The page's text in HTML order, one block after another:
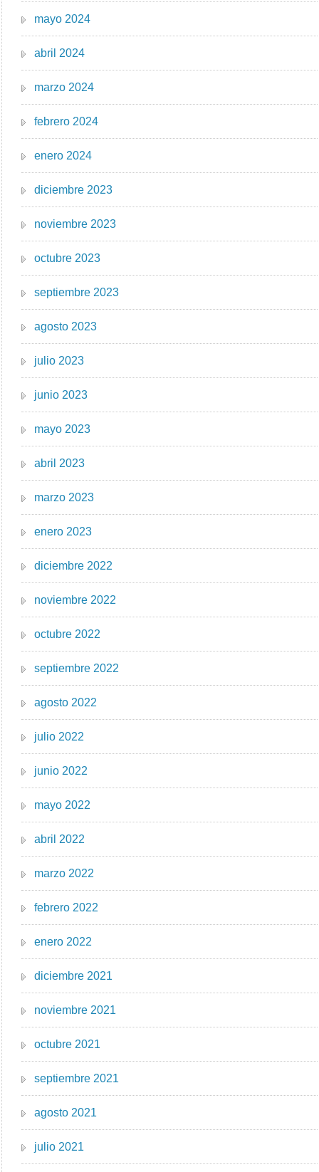
mayo 2024
abril 2024
marzo 2024
febrero 2024
enero 2024
diciembre 2023
noviembre 2023
octubre 2023
septiembre 2023
agosto 2023
julio 2023
junio 2023
mayo 2023
abril 2023
marzo 2023
enero 2023
diciembre 2022
noviembre 2022
octubre 2022
septiembre 2022
agosto 2022
julio 2022
junio 2022
mayo 2022
abril 2022
marzo 2022
febrero 2022
enero 2022
diciembre 2021
noviembre 2021
octubre 2021
septiembre 2021
agosto 2021
julio 2021